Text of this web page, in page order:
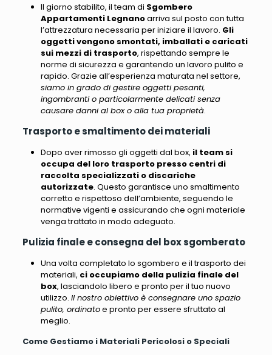
Il giorno stabilito, il team di Sgombero
Appartamenti Legnanoarriva sul posto con tutta
l’attrezzatura necessaria per iniziare il lavoro. Gli
oggetti vengono smontati, imballati e caricati
sui mezzi di trasporto, rispettando sempre le
norme di sicurezza e garantendo un lavoro pulito e
rapido. Grazie all’esperienza maturata nel settore,
siamo in grado di gestire oggetti pesanti,
ingombranti o particolarmente delicati senza
causare danni al box o alla tua proprietà.
Trasporto e smaltimento dei materiali
Dopo aver rimosso gli oggetti dal box, il team si
occupa del loro trasporto presso centri di
raccolta specializzati o discariche
autorizzate. Questo garantisce uno smaltimento
corretto e rispettoso dell’ambiente, seguendo le
normative vigenti e assicurando che ogni materiale
venga trattato in modo adeguato.
Pulizia finale e consegna del box sgomberato
Una volta completato lo sgombero e il trasporto dei
materiali, ci occupiamo della pulizia finale del
box, lasciandolo libero e pronto per il tuo nuovo
utilizzo. Il nostro obiettivo è consegnare uno spazio
pulito, ordinatoe pronto per essere sfruttato al
meglio.
Come Gestiamo i Materiali Pericolosi o Speciali